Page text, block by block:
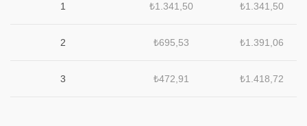
1 ₺1.341,50 ₺1.341,50
2 ₺695,53 ₺1.391,06
3 ₺472,91 ₺1.418,72